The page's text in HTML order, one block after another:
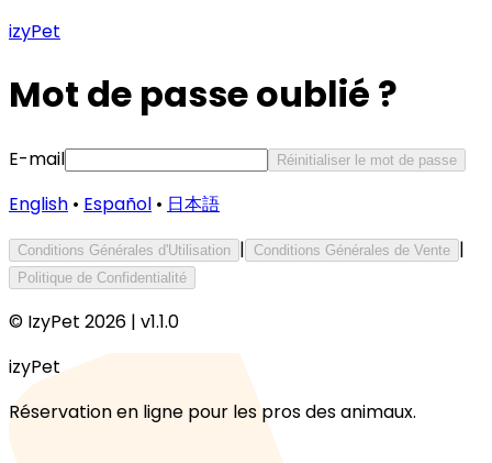
izyPet
Mot de passe oublié ?
E-mail Réinitialiser le mot de passe
English • Español • 日本語
Conditions Générales d'Utilisation | Conditions Générales de Vente |
Politique de Confidentialité
© IzyPet 2026 | v1.1.0
izyPet
Réservation en ligne pour les pros des animaux.